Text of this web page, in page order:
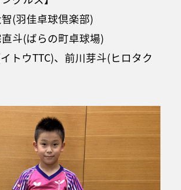
(羽佳卓球倶楽部)
斗(ばらの町卓球場)
トウTTC)、前川芽斗(ヒロタク